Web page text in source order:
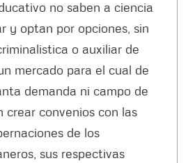
no saben a ciencia
y optan por opciones, sin
o auxiliar de
mercado para el cual de
demanda ni campo de
crear convenios con las
de los
sus respectivas